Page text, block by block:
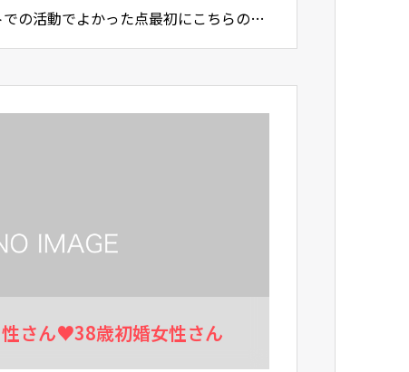
での活動でよかった点最初にこちらの希
ングして頂けたの…
さん♥38歳初婚女性さん